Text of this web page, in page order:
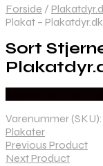
Forside /
Plakat –
Sort
Varenummer (SKU):
Plakater
Previous Product
Next Product